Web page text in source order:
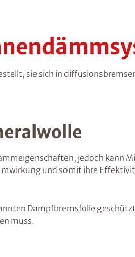
sie sich in
jedoch kann
und somit ihre
Dampfbremsfolie
muss.